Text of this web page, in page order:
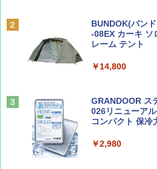
SOTO ミニマル
￥1,500
￥1,540
球の歩き方A ヨ
￥2,479
￥2,695
PYKES PEAK (
ト プライバシー
ーチ ピクニック
￥4,980
テント ワンタッ
BUNDOK(バン
-08EX カーキ ソ
レーム テント
￥14,800
GRANDOOR ス
026リニューア
コンパクト 保冷
￥2,980